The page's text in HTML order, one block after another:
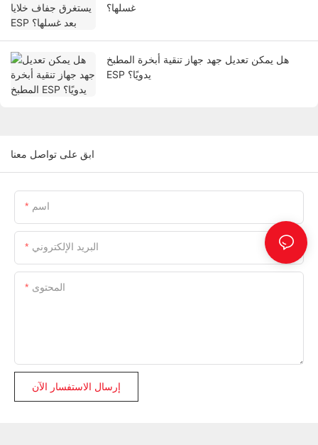
غسلها؟
هل يمكن تعديل جهد جهاز تنقية أبخرة المطبخ
ESP يدويًا؟
ابق على تواصل معنا
اسم
البريد الإلكتروني
المحتوى
إرسال الاستفسار الآن